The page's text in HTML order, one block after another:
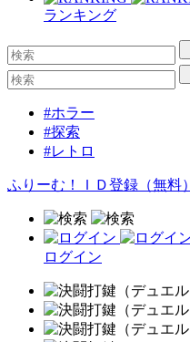
ランキング
#ホラー
#探索
#レトロ
ふりーむ！ＩＤ登録（無料）
ログイン